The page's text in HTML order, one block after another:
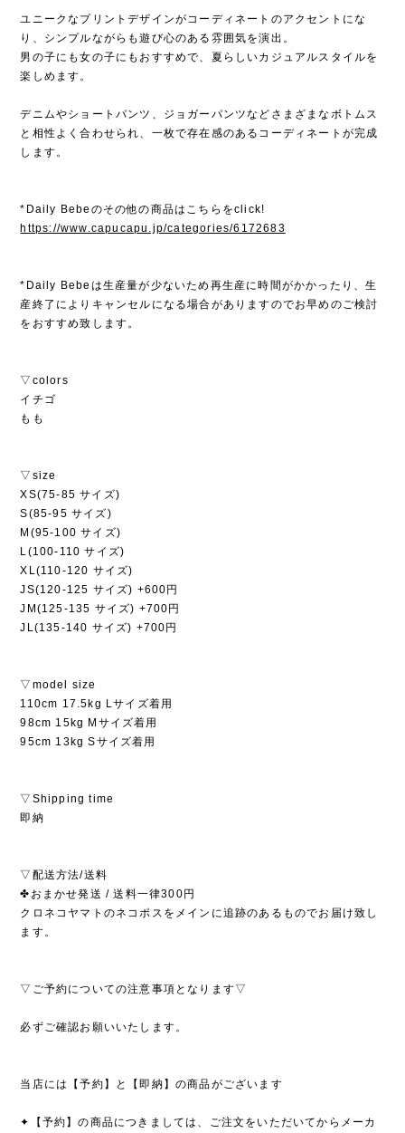
ユニークなプリントデザインがコーディネートのアクセントにな
り、シンプルながらも遊び心のある雰囲気を演出。
男の子にも女の子にもおすすめで、夏らしいカジュアルスタイルを
楽しめます。
デニムやショートパンツ、ジョガーパンツなどさまざまなボトムス
と相性よく合わせられ、一枚で存在感のあるコーディネートが完成
します。
*Daily Bebeのその他の商品はこちらをclick!
https://www.capucapu.jp/categories/6172683
*Daily Bebeは生産量が少ないため再生産に時間がかかったり、生
産終了によりキャンセルになる場合がありますのでお早めのご検討
をおすすめ致します。
▽colors
イチゴ
もも
▽size
XS(75-85 サイズ)
S(85-95 サイズ)
M(95-100 サイズ)
L(100-110 サイズ)
XL(110-120 サイズ)
JS(120-125 サイズ) +600円
JM(125-135 サイズ) +700円
JL(135-140 サイズ) +700円
▽model size
110cm 17.5kg Lサイズ着用
98cm 15kg Mサイズ着用
95cm 13kg Sサイズ着用
▽Shipping time
即納
▽配送方法/送料
✤おまかせ発送 / 送料一律300円
クロネコヤマトのネコポスをメインに追跡のあるものでお届け致し
ます。
▽ご予約についての注意事項となります▽
必ずご確認お願いいたします。
当店には【予約】と【即納】の商品がございます
✦【予約】の商品につきましては、ご注文をいただいてからメーカ